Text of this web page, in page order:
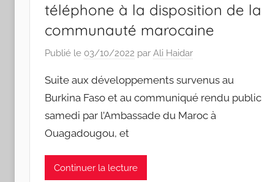
téléphone à la disposition de la
communauté marocaine
Publié le 03/10/2022 par Ali Haidar
Suite aux développements survenus au
Burkina Faso et au communiqué rendu public
samedi par l’Ambassade du Maroc à
Ouagadougou, et
Continuer la lecture